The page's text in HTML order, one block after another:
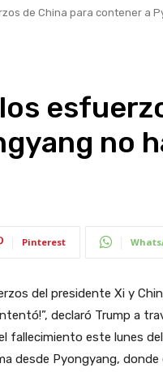
de China para contener a
no
Pinterest
del presidente Xi y
declaró Trump a
fallecimiento este lunes
desde Pyongyang,